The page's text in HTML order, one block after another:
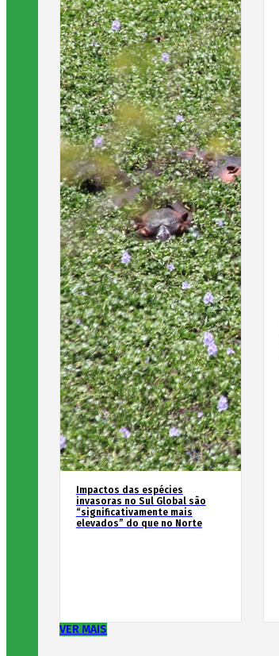
Impactos das espécies
invasoras no Sul Global são
“significativamente mais
elevados” do que no Norte
VER MAIS